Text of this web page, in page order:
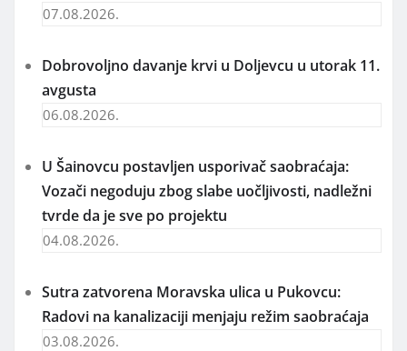
07.08.2026.
Dobrovoljno davanje krvi u Doljevcu u utorak 11.
avgusta
06.08.2026.
U Šainovcu postavljen usporivač saobraćaja:
Vozači negoduju zbog slabe uočljivosti, nadležni
tvrde da je sve po projektu
04.08.2026.
Sutra zatvorena Moravska ulica u Pukovcu:
Radovi na kanalizaciji menjaju režim saobraćaja
03.08.2026.